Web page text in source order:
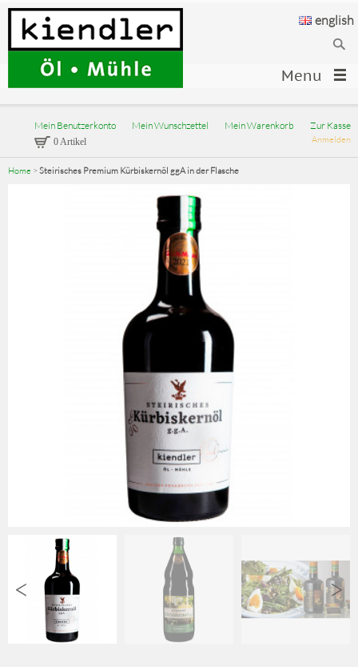
english
Menu
Mein Benutzerkonto Mein Wunschzettel Mein Warenkorb Zur Kasse
Anmelden
0 Artikel
Home > Steirisches Premium Kürbiskernöl ggA in der Flasche